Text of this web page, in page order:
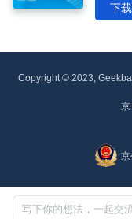
下载
写下你的想法，一起交
Copyright © 2023,